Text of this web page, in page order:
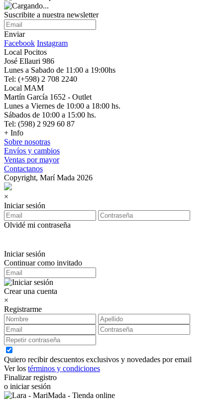
Suscribite a nuestra newsletter
Enviar
Facebook Instagram
Local Pocitos
José Ellauri 986
Lunes a Sabado de 11:00 a 19:00hs
Tel: (+598) 2 708 2240
Local MAM
Martín García 1652 - Outlet
Lunes a Viernes de 10:00 a 18:00 hs.
Sábados de 10:00 a 15:00 hs.
Tel: (598) 2 929 60 87
+ Info
Sobre nosotras
Envíos y cambios
Ventas por mayor
Contactanos
Copyright, Marí Mada 2026
×
Iniciar sesión
Olvidé mi contraseña
Iniciar sesión
Continuar como invitado
Crear una cuenta
×
Registrarme
Quiero recibir descuentos exclusivos y novedades por email
Ver los términos y condiciones
Finalizar registro
o iniciar sesión